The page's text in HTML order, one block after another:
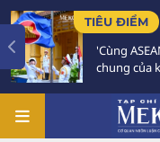
TIÊU ĐIỂM
'Cùng ASEAN
chung của khu